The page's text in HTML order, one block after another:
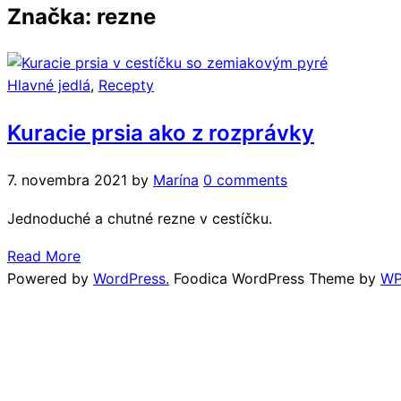
Značka: rezne
Hlavné jedlá, Recepty
Kuracie prsia ako z rozprávky
7. novembra 2021 by Marína 0 comments
Jednoduché a chutné rezne v cestíčku.
Read More
Powered by WordPress. Foodica WordPress Theme by